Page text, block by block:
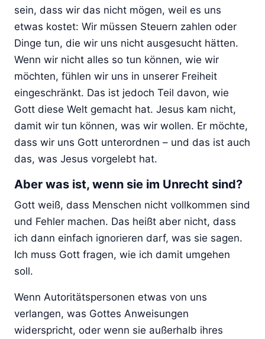
sein, dass wir das nicht mögen, weil es uns
etwas kostet: Wir müssen Steuern zahlen oder
Dinge tun, die wir uns nicht ausgesucht hätten.
Wenn wir nicht alles so tun können, wie wir
möchten, fühlen wir uns in unserer Freiheit
eingeschränkt. Das ist jedoch Teil davon, wie
Gott diese Welt gemacht hat. Jesus kam nicht,
damit wir tun können, was wir wollen. Er möchte,
dass wir uns Gott unterordnen – und das ist auch
das, was Jesus vorgelebt hat.
Aber was ist, wenn sie im Unrecht sind?
Gott weiß, dass Menschen nicht vollkommen sind
und Fehler machen. Das heißt aber nicht, dass
ich dann einfach ignorieren darf, was sie sagen.
Ich muss Gott fragen, wie ich damit umgehen
soll.
Wenn Autoritätspersonen etwas von uns
verlangen, was Gottes Anweisungen
widerspricht, oder wenn sie außerhalb ihres